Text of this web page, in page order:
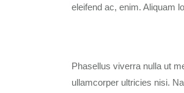
eleifend ac, enim. Aliquam
Phasellus viverra nulla ut
ullamcorper ultricies nisi.